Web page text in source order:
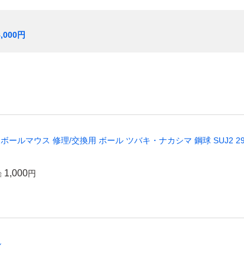
円
ールマウス 修理/交換用 ボール ツバキ・ナカシマ 鋼球 SUJ2
1,000円